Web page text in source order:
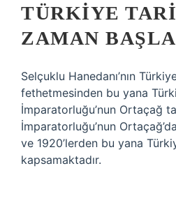
TÜRKIYE
ZAMAN
Selçuklu Hanedanı’nın
fethetmesinden bu yana
İmparatorluğu’nun Ortaçağ
İmparatorluğu’nun
ve 1920’lerden bu yana
kapsamaktadır.